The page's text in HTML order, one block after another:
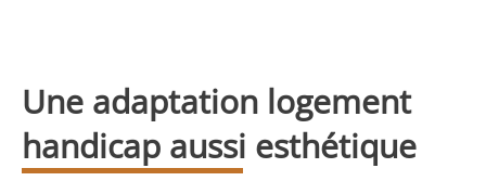
Une adaptation logement
handicap aussi esthétique